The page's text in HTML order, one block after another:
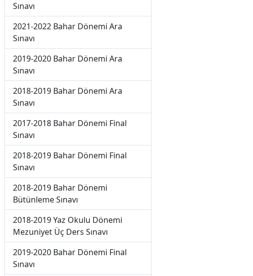
Sınavı
2021-2022 Bahar Dönemi Ara
Sınavı
2019-2020 Bahar Dönemi Ara
Sınavı
2018-2019 Bahar Dönemi Ara
Sınavı
2017-2018 Bahar Dönemi Final
Sınavı
2018-2019 Bahar Dönemi Final
Sınavı
2018-2019 Bahar Dönemi
Bütünleme Sınavı
2018-2019 Yaz Okulu Dönemi
Mezuniyet Üç Ders Sınavı
2019-2020 Bahar Dönemi Final
Sınavı